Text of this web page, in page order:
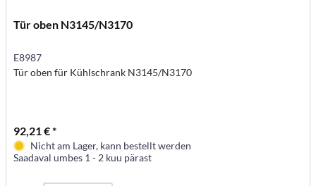
Tür oben N3145/N3170
E8987
Tür oben für Kühlschrank N3145/N3170
92,21 € *
Nicht am Lager, kann bestellt werden
Saadaval umbes 1 - 2 kuu pärast